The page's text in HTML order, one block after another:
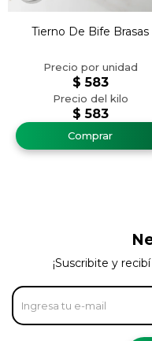
Tierno De Bife Brasas
$ 583
$ 583
¡Suscribite y